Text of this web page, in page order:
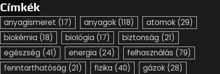
Címkék
anyagismeret (17) anyagok (118) atomok (29)
biokémia (18) biológia (17) biztonság (21)
egészség (41) energia (24) felhasználás (79)
fenntarthatóság (21) fizika (40) gázok (28)